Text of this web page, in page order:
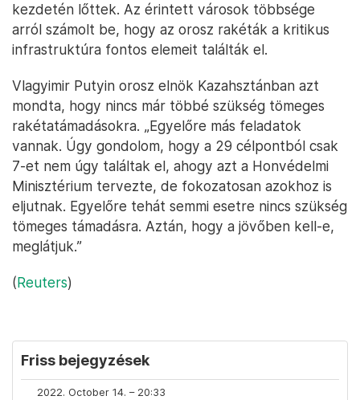
kezdetén lőttek. Az érintett városok többsége
arról számolt be, hogy az orosz rakéták a kritikus
infrastruktúra fontos elemeit találták el.
Vlagyimir Putyin orosz elnök Kazahsztánban azt
mondta, hogy nincs már többé szükség tömeges
rakétatámadásokra. „Egyelőre más feladatok
vannak. Úgy gondolom, hogy a 29 célpontból csak
7-et nem úgy találtak el, ahogy azt a Honvédelmi
Minisztérium tervezte, de fokozatosan azokhoz is
eljutnak. Egyelőre tehát semmi esetre nincs szükség
tömeges támadásra. Aztán, hogy a jövőben kell-e,
meglátjuk.”
(Reuters)
Friss bejegyzések
2022. October 14. – 20:33